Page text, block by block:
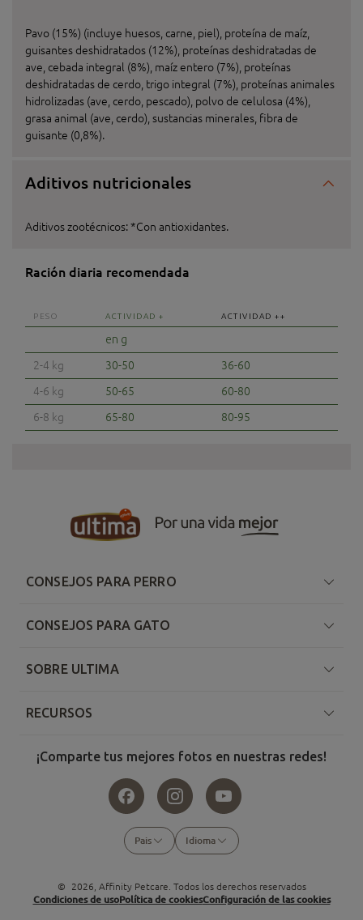
Pavo (15%) (incluye huesos, carne, piel), proteína de maíz,
guisantes deshidratados (12%), proteínas deshidratadas de
ave, cebada integral (8%), maíz entero (7%), proteínas
deshidratadas de cerdo, trigo integral (7%), proteínas animales
hidrolizadas (ave, cerdo, pescado), polvo de celulosa (4%),
grasa animal (ave, cerdo), sustancias minerales, fibra de
guisante (0,8%).
Aditivos nutricionales
Aditivos zootécnicos: *Con antioxidantes.
Ración diaria recomendada
PESO ACTIVIDAD + ACTIVIDAD ++
en g
2-4 kg
30-50
36-60
4-6 kg
50-65
60-80
6-8 kg
65-80 80-95
CONSEJOS PARA PERRO
CONSEJOS PARA GATO
SOBRE ULTIMA
RECURSOS
¡Comparte tus mejores fotos en nuestras redes!
Pais Idioma
© 2026 , Affinity Petcare. Todos los derechos reservados
Condiciones de usoPolítica de cookiesConfiguración de las cookies